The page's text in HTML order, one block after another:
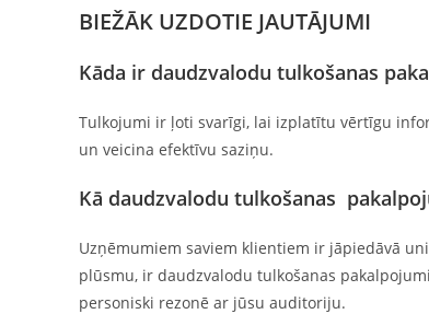
BIEŽĀK UZDOTIE JAUTĀJUMI
Kāda ir daudzvalodu tulkošanas
Tulkojumi ir ļoti svarīgi, lai izplatītu vērtīgu
un veicina efektīvu saziņu.
Kā daudzvalodu tulkošanas
Uzņēmumiem saviem klientiem ir jāpiedāvā
plūsmu, ir daudzvalodu tulkošanas
personiski rezonē ar jūsu auditoriju.